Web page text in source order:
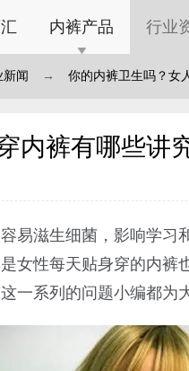
内裤产品 行业
新闻 → 你的内裤卫生吗？女
内裤有哪些讲
易滋生细菌，影响学习
女性每天贴身穿的内裤
一系列的问题小编都为